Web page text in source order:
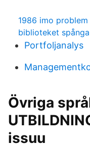
1986 imo problem
biblioteket
Portfoljanalys
Övriga
issuu